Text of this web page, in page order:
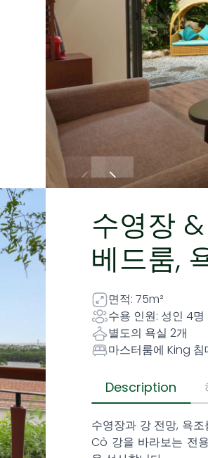
수영장
베드룸,
면적: 75m²
수용 인원: 성인 4
별도의 욕실 2개
마스터룸에 King 침
Description
수영장과 강 전망, 욕
Cò 강을 바라보는 전